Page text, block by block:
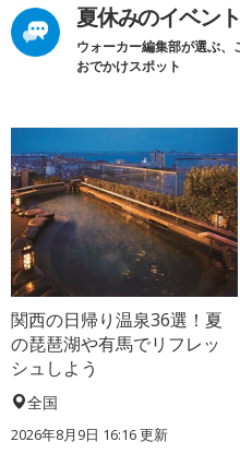
夏休みのイベン
ウォーカー編集部が選ぶ、
おでかけスポット
関西の日帰り温泉36選！夏
の琵琶湖や有馬でリフレッ
シュしよう
全国
2026年8月9日 16:16更新